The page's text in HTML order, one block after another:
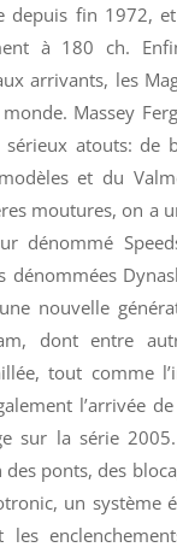
depuis fin 1972,
à 180 ch.
arrivants, les
Massey
atouts: de
et du
moutures, on a
dénommé
dénommées
nouvelle
dont entre
tout comme
l’arrivée
sur la série
des ponts, des
un système
les